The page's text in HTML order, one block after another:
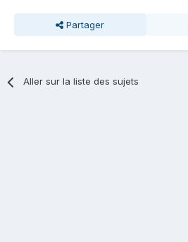
Partager
Aller sur la liste des sujets